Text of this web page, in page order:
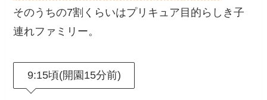
そのうちの7割くらいはプリキュア目的らしき子
連れファミリー。
9:15頃(開園15分前)